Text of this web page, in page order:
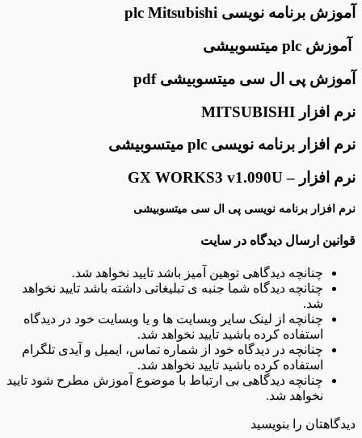
آموزش برنامه نویسی plc Mitsubishi
آموزش plc میتسوبیشی
آموزش پی ال سی میتسوبیشی pdf
نرم افزار MITSUBISHI
نرم افزار برنامه نویسی plc میتسوبیشی
نرم افزار – GX WORKS3 v1.090U
نرم افزار برنامه نویسی پی ال سی میتسوبیشی
قوانین ارسال دیدگاه در سایت
چنانچه دیدگاهی توهین آمیز باشد تایید نخواهد شد.
چنانچه دیدگاه شما جنبه ی تبلیغاتی داشته باشد تایید نخواهد
شد.
چنانچه از لینک سایر وبسایت ها و یا وبسایت خود در دیدگاه
استفاده کرده باشید تایید نخواهد شد.
چنانچه در دیدگاه خود از شماره تماس، ایمیل و آیدی تلگرام
استفاده کرده باشید تایید نخواهد شد.
چنانچه دیدگاهی بی ارتباط با موضوع آموزش مطرح شود تایید
نخواهد شد.
دیدگاهتان را بنویسید